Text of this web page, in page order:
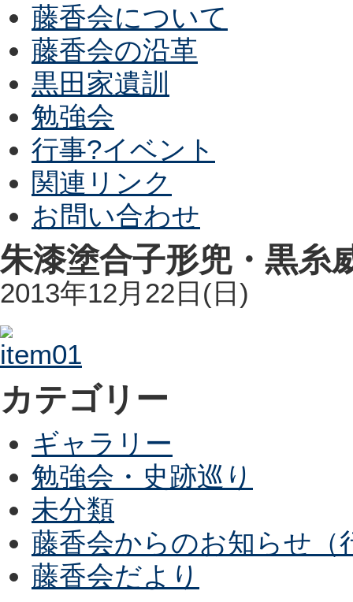
藤香会について
藤香会の沿革
黒田家遺訓
勉強会
行事?イベント
関連リンク
お問い合わせ
朱漆塗合子形兜・黒糸
2013年12月22日(日)
カテゴリー
ギャラリー
勉強会・史跡巡り
未分類
藤香会からのお知らせ（
藤香会だより